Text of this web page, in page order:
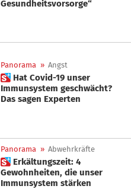
Gesundheitsvorsorge“
Panorama » Angst
 Hat Covid-19 unser
Immunsystem geschwächt?
Das sagen Experten
Panorama » Abwehrkräfte
 Erkältungszeit: 4
Gewohnheiten, die unser
Immunsystem stärken